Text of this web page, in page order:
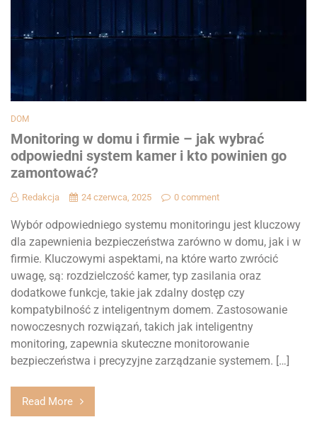
DOM
Monitoring w domu i firmie – jak wybrać
odpowiedni system kamer i kto powinien go
zamontować?
Redakcja 24 czerwca, 2025 0 comment
Wybór odpowiedniego systemu monitoringu jest kluczowy
dla zapewnienia bezpieczeństwa zarówno w domu, jak i w
firmie. Kluczowymi aspektami, na które warto zwrócić
uwagę, są: rozdzielczość kamer, typ zasilania oraz
dodatkowe funkcje, takie jak zdalny dostęp czy
kompatybilność z inteligentnym domem. Zastosowanie
nowoczesnych rozwiązań, takich jak inteligentny
monitoring, zapewnia skuteczne monitorowanie
bezpieczeństwa i precyzyjne zarządzanie systemem. […]
Read More